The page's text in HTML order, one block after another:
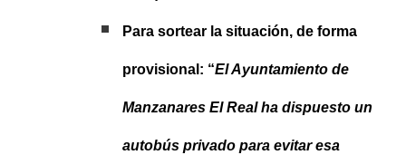
Para sortear la situación, de forma
provisional: “El Ayuntamiento de
Manzanares El Real ha dispuesto un
autobús privado para evitar esa